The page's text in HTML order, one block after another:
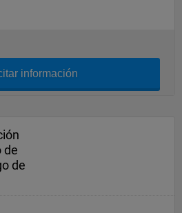
información
de
de